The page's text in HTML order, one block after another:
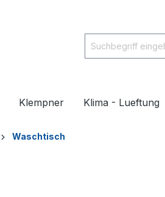
Klempner Klima - Lueftung
Waschtisch